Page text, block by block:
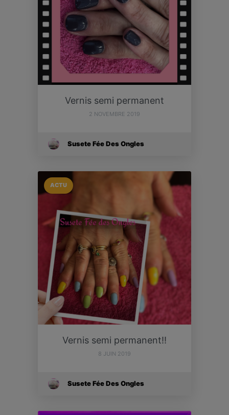
Vernis semi permanent
2 NOVEMBRE 2019
Susete Fée Des Ongles
ACTU
Vernis semi permanent!!
8 JUIN 2019
Susete Fée Des Ongles